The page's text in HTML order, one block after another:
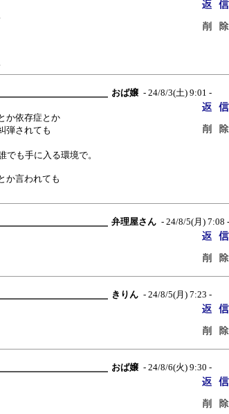
おば嬢 - 24/8/3(土) 9:01 -
か依存症とか
弾されても
でも手に入る環境で。
か言われても
弁理屋さん - 24/8/5(月) 7:08 -
きりん - 24/8/5(月) 7:23 -
おば嬢 - 24/8/6(火) 9:30 -